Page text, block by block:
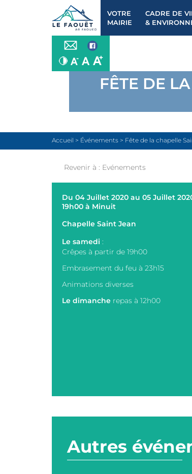
VOTRE
MAIRIE
CADRE DE
&
FÊTE DE
Accueil > Événements > Fête de la chapelle
Revenir à : Evénements
Du 04 Juillet 2020 au 05 Juillet
19h00 à Minuit
Chapelle Saint Jean
Le samedi :
Crêpes à partir de 19h00
Embrasement du feu à 23h15
Animations diverses
Le dimanche repas à 12h00
Autres